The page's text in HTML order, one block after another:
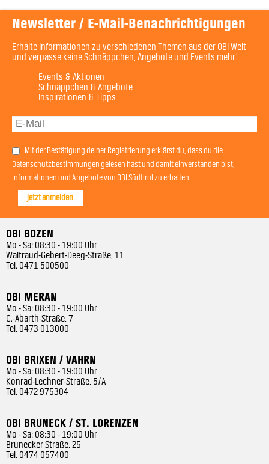
Newsletter / E-Mail-Benachrichtigungen
Erhalte Informationen zu verschiedenen Themen aus der OBI Welt
und verpasse keine Schnäppchen, Angebote und Events mehr!
Events & Aktionen
Schnäppchen & Angebote
Inspirationen & Tipps
Mit der Bestätigung deiner Registrierung erklärst du, dass du die
Datenschutzbestimmungen gelesen hast und damit einverstanden bist,
Informationen und Angebote von OBI Südtirol zu erhalten.
jetzt anmelden
OBI BOZEN
Mo - Sa: 08:30 - 19:00 Uhr
Waltraud-Gebert-Deeg-Straße, 11
Tel. 0471 500500
OBI MERAN
Mo - Sa: 08:30 - 19:00 Uhr
C.-Abarth-Straße, 7
Tel. 0473 013000
OBI BRIXEN / VAHRN
Mo - Sa: 08:30 - 19:00 Uhr
Konrad-Lechner-Straße, 5/A
Tel. 0472 975304
OBI BRUNECK / ST. LORENZEN
Mo - Sa: 08:30 - 19:00 Uhr
Brunecker Straße, 25
Tel. 0474 057400